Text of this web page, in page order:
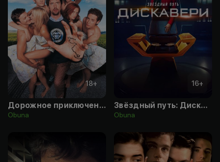
18+
Дорожное приключение
Obuna
16+
Звёздный путь: Дискавери
Obuna